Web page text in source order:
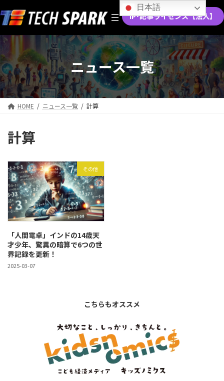
ン
テ
ン
ツ
へ
ス
キ
ッ
プ
ビ
ゲ
ー
シ
ョ
ン
に
移
動
IP･記事ライセンス【法人】
ニュース一覧
HOME ニュース一覧 計算
計算
その他
「人間電卓」インドの14歳天
才少年、驚異の暗算で6つの世
界記録を更新！
2025-03-07
こちらもオススメ
日本語